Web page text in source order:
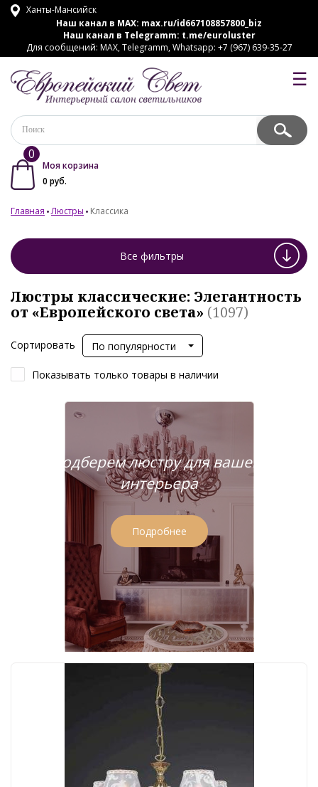
Ханты-Мансийск
Наш канал в MAX: max.ru/id667108857800_biz
Наш канал в Telegramm: t.me/euroluster
Для сообщений: MAX, Telegramm, Whatsapp: +7 (967) 639-35-27
☰
0
Моя корзина
0 руб.
Главная Люстры Классика
Все фильтры
Люстры классические: Элегантность
от «Европейского света» (1097)
Сортировать По популярности
Показывать только товары в наличии
Подберем люстру для вашего
интерьера
Подробнее